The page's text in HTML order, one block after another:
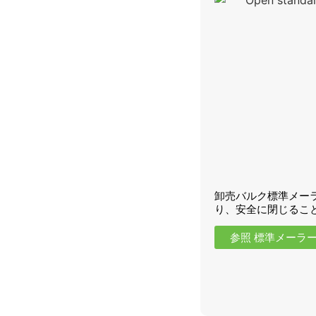
卸売バルク標準メー
り、安全に閉じるこ
参照 標準メーラ